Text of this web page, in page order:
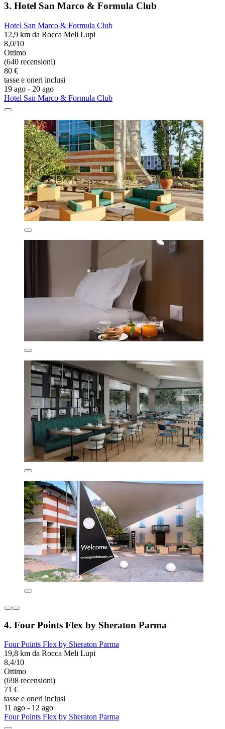
3. Hotel San Marco & Formula Club
Hotel San Marco & Formula Club
12,9 km da Rocca Meli Lupi
8,0/10
Ottimo
(640 recensioni)
80 €
tasse e oneri inclusi
19 ago - 20 ago
Hotel San Marco & Formula Club
4. Four Points Flex by Sheraton Parma
Four Points Flex by Sheraton Parma
19,8 km da Rocca Meli Lupi
8,4/10
Ottimo
(698 recensioni)
71 €
tasse e oneri inclusi
11 ago - 12 ago
Four Points Flex by Sheraton Parma